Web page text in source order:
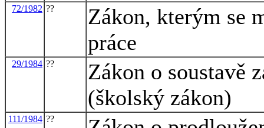
72/1982 ??
Zákon, kterým se
práce
29/1984 ??
Zákon o soustavě
(školský zákon)
111/1984 ??